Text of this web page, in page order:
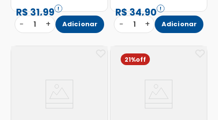
R$31,99
− 1 + Adicionar
R$34,90
− 1 + Adicionar
21%